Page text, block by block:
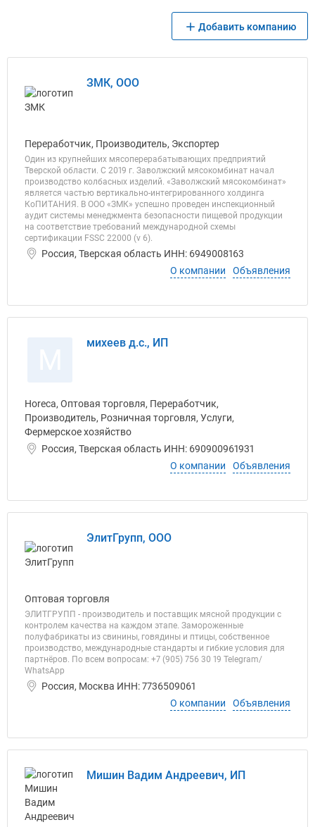
Добавить компанию
ЗМК, ООО
Переработчик, Производитель, Экспортер
Один из крупнейших мясоперерабатывающих предприятий
Тверской области. С 2019 г. Заволжский мясокомбинат начал
производство колбасных изделий. «Заволжский мясокомбинат»
является частью вертикально-интегрированного холдинга
КоПИТАНИЯ. В ООО «ЗМК» успешно проведен инспекционный
аудит системы менеджмента безопасности пищевой продукции
на соответствие требований международной схемы
сертификации FSSC 22000 (v 6).
Россия, Тверская область ИНН: 6949008163
О компании
Объявления
михеев д.с., ИП
Horeca, Оптовая торговля, Переработчик,
Производитель, Розничная торговля, Услуги,
Фермерское хозяйство
Россия, Тверская область ИНН: 690900961931
О компании
Объявления
ЭлитГрупп, ООО
Оптовая торговля
ЭЛИТГРУПП - производитель и поставщик мясной продукции с
контролем качества на каждом этапе. Замороженные
полуфабрикаты из свинины, говядины и птицы, собственное
производство, международные стандарты и гибкие условия для
партнёров. По всем вопросам: +7 (905) 756 30 19 Telegram/
WhatsApp
Россия, Москва ИНН: 7736509061
О компании
Объявления
Мишин Вадим Андреевич, ИП